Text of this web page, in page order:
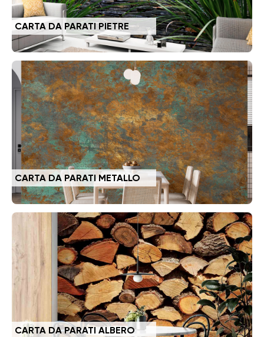
CARTA DA PARATI PIETRE
CARTA DA PARATI METALLO
CARTA DA PARATI ALBERO